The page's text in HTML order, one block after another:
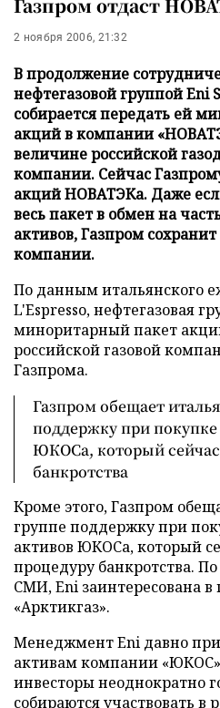
Газпром отдаст
2 ноября 2006, 21:32
В продолжение
нефтегазовой группой Eni
собирается передать ей
акций в компании
величине российской
компании. Сейчас
акций НОВАТЭКа. Даже
весь пакет в обмен на
активов, Газпром
компании.
По данным итальянского
L'Espresso, нефтегазовая
миноритарный пакет
российской газовой
Газпрома.
Газпром обещает
поддержку при
ЮКОСа, который
банкротства
Кроме этого, Газпром
группе поддержку при
активов ЮКОСа, который
процедуру банкротства.
СМИ, Eni заинтересована
«Арктикгаз».
Менеджмент Eni давно
активам компании
инвесторы неоднократно
собираются участвовать в